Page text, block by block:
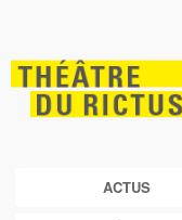
ACTUS